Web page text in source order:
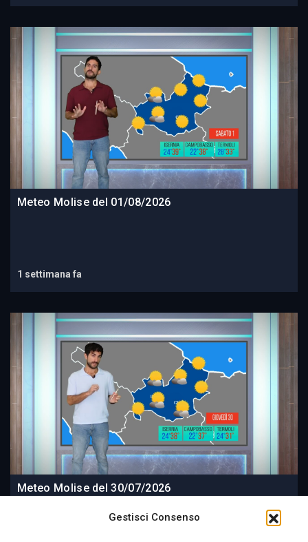
Gestisci Consenso
Meteo Molise del 01/08/2026
1 settimana fa
Meteo Molise del 30/07/2026